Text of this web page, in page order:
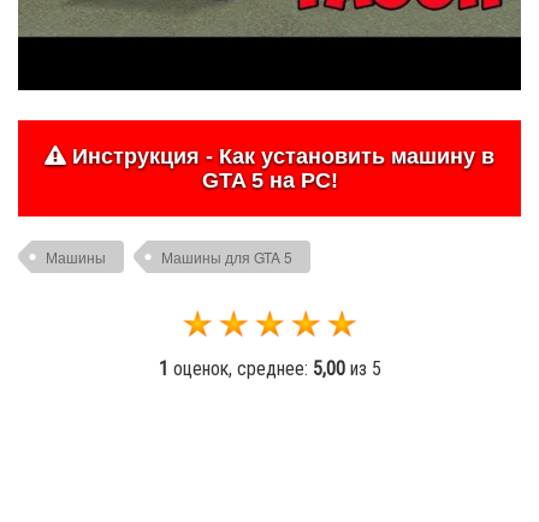
Инструкция - Как установить машину в
GTA 5 на PC!
Машины Машины для GTA 5
1 оценок, среднее: 5,00из 5